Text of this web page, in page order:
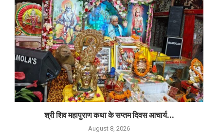
श्री शिव महापुराण कथा के सप्तम दिवस आचार्य...
August 8, 2026